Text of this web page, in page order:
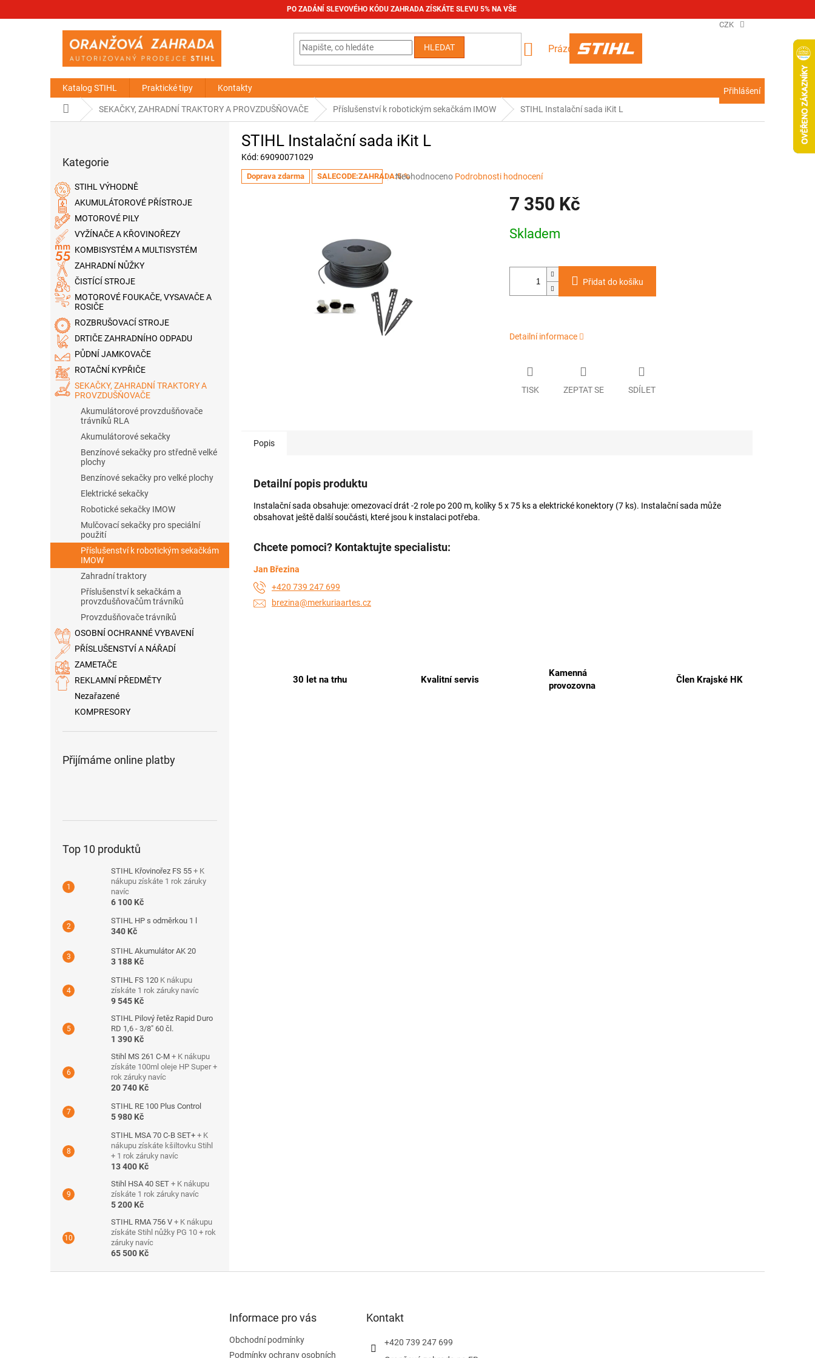
PO ZADÁNÍ SLEVOVÉHO KÓDU ZAHRADA ZÍSKÁTE SLEVU 5% NA VŠE
CZK
Přihlášení
HLEDAT
NÁKUPNÍ
KOŠÍK
Prázdný košík
Katalog STIHL Praktické tipy Kontakty
Domů SEKAČKY, ZAHRADNÍ TRAKTORY A PROVZDUŠŇOVAČE Příslušenství k robotickým sekačkám IMOW STIHL Instalační sada iKit L
a
n
p
a
e
kategorie
Kategorie
STIHL VÝHODNĚ
AKUMULÁTOROVÉ PŘÍSTROJE
MOTOROVÉ PILY
VYŽÍNAČE A KŘOVINOŘEZY
KOMBISYSTÉM A MULTISYSTÉM
ZAHRADNÍ NŮŽKY
ČISTÍCÍ STROJE
MOTOROVÉ FOUKAČE, VYSAVAČE A
ROSIČE
ROZBRUŠOVACÍ STROJE
DRTIČE ZAHRADNÍHO ODPADU
PŮDNÍ JAMKOVAČE
ROTAČNÍ KYPŘIČE
SEKAČKY, ZAHRADNÍ TRAKTORY A
PROVZDUŠŇOVAČE
Akumulátorové provzdušňovače
trávníků RLA
Akumulátorové sekačky
Benzínové sekačky pro středně velké
plochy
Benzínové sekačky pro velké plochy
Elektrické sekačky
Robotické sekačky IMOW
Mulčovací sekačky pro speciální
použití
Příslušenství k robotickým sekačkám
IMOW
Zahradní traktory
Příslušenství k sekačkám a
provzdušňovačům trávníků
Provzdušňovače trávníků
OSOBNÍ OCHRANNÉ VYBAVENÍ
PŘÍSLUŠENSTVÍ A NÁŘADÍ
ZAMETAČE
REKLAMNÍ PŘEDMĚTY
Nezařazené
KOMPRESORY
Přijímáme online platby
Top 10 produktů
STIHL Křovinořez FS 55 + K
nákupu získáte 1 rok záruky
navíc
6 100 Kč
STIHL HP s odměrkou 1 l
340 Kč
STIHL Akumulátor AK 20
3 188 Kč
STIHL FS 120 K nákupu
získáte 1 rok záruky navíc
9 545 Kč
STIHL Pilový řetěz Rapid Duro
RD 1,6 - 3/8" 60 čl.
1 390 Kč
Stihl MS 261 C-M + K nákupu
získáte 100ml oleje HP Super +
rok záruky navíc
20 740 Kč
STIHL RE 100 Plus Control
5 980 Kč
STIHL MSA 70 C-B SET+ + K
nákupu získáte kšiltovku Stihl
+ 1 rok záruky navíc
13 400 Kč
Stihl HSA 40 SET + K nákupu
získáte 1 rok záruky navíc
5 200 Kč
STIHL RMA 756 V + K nákupu
získáte Stihl nůžky PG 10 + rok
záruky navíc
65 500 Kč
STIHL Instalační sada iKit L
Kód: 69090071029
Doprava zdarma SALECODE:ZAHRADA:5:%Průměrné
Neohodnoceno Podrobnosti hodnocení
7 350 Kč
cena:
Skladem
Přidat do košíku
Detailní informace
TISK ZEPTAT SE SDÍLET
30 let na trhu Kvalitní servis
Kamenná
provozovna
Člen Krajské HK
Popis
Detailní popis produktu
Instalační sada obsahuje: omezovací drát -2 role po 200 m, kolíky 5 x 75 ks a elektrické konektory (7 ks). Instalační sada může
obsahovat ještě další součásti, které jsou k instalaci potřeba.
Chcete pomoci? Kontaktujte specialistu:
Jan Březina
+420 739 247 699
brezina@merkuriaartes.cz
Informace pro vás
Obchodní podmínky
Podmínky ochrany osobních
Kontakt
+420 739 247 699